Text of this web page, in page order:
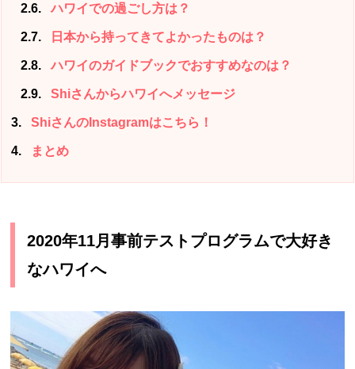
2.6 ハワイでの過ごし方は？
2.7 日本から持ってきてよかったものは？
2.8 ハワイのガイドブックでおすすめなのは？
2.9 Shiさんからハワイへメッセージ
3 ShiさんのInstagramはこちら！
4 まとめ
2020年11月事前テストプログラムで大好き
なハワイへ